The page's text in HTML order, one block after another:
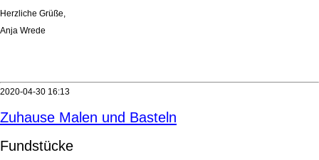
Herzliche Grüße,
Anja Wrede
2020-04-30 16:13
Zuhause Malen und Basteln
Fundstücke